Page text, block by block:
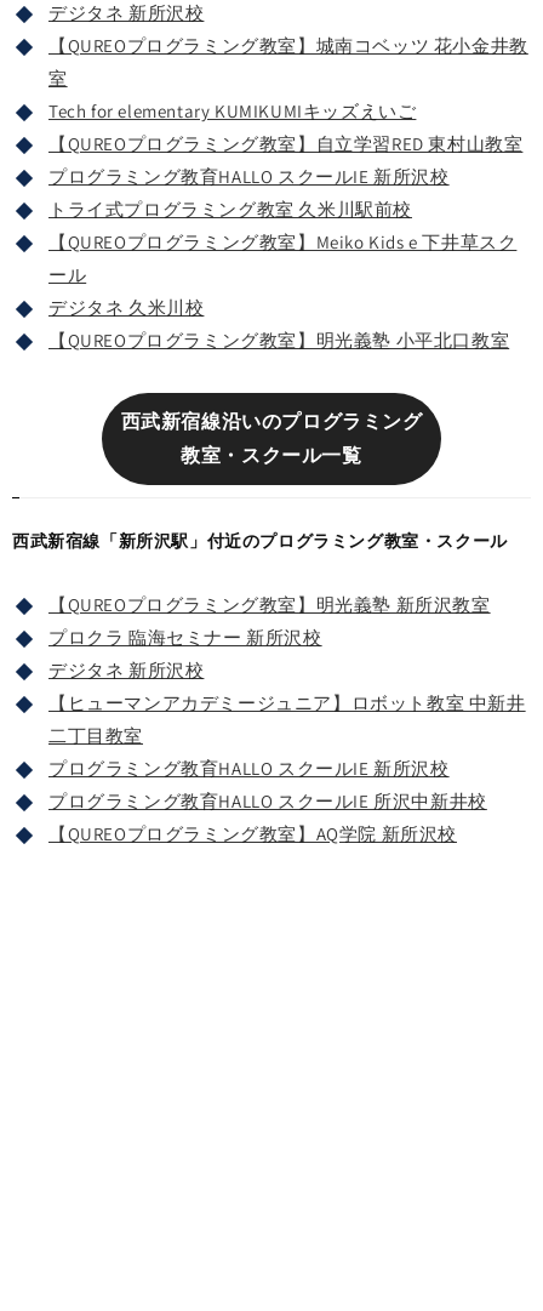
デジタネ 新所沢校
【QUREOプログラミング教室】城南コベッツ 花小金井教
室
Tech for elementary KUMIKUMIキッズえいご
【QUREOプログラミング教室】自立学習RED 東村山教室
プログラミング教育HALLO スクールIE 新所沢校
トライ式プログラミング教室 久米川駅前校
【QUREOプログラミング教室】Meiko Kids e 下井草スク
ール
デジタネ 久米川校
【QUREOプログラミング教室】明光義塾 小平北口教室
西武新宿線沿いのプログラミング
教室・スクール一覧
西武新宿線「新所沢駅」付近のプログラミング教室・スクール
【QUREOプログラミング教室】明光義塾 新所沢教室
プロクラ 臨海セミナー 新所沢校
デジタネ 新所沢校
【ヒューマンアカデミージュニア】ロボット教室 中新井
二丁目教室
プログラミング教育HALLO スクールIE 新所沢校
プログラミング教育HALLO スクールIE 所沢中新井校
【QUREOプログラミング教室】AQ学院 新所沢校